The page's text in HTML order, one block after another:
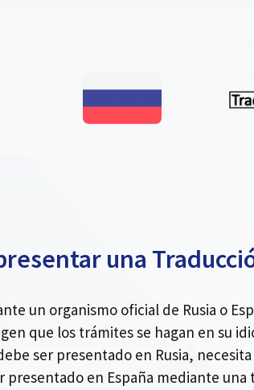
una
un organismo oficial de Rusia o
que los trámites se hagan en su
ser presentado en Rusia,
en España mediante una